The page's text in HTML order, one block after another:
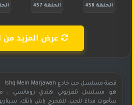
الحلقة 458 الحلقة 457
عرض المزيد من
قصة مسلسل حب خادع Ishq Mein Marjawan
هو مسلسل تلفزيوني هندي رومانسي ،
سأموت فداءً للحب، للمخرج ياش باتتك،